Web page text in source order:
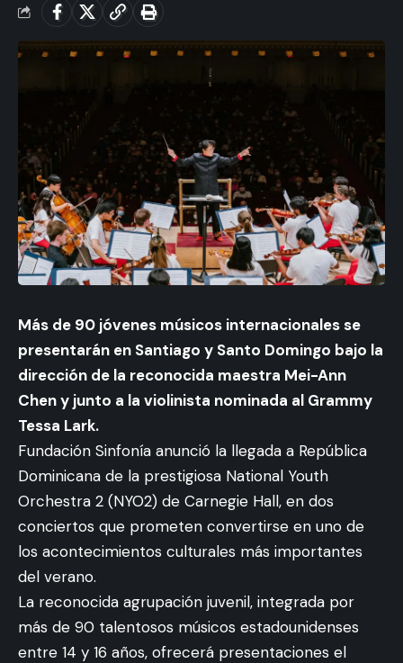
Más de 90 jóvenes músicos internacionales se
presentarán en Santiago y Santo Domingo bajo la
dirección de la reconocida maestra Mei-Ann
Chen y junto a la violinista nominada al Grammy
Tessa Lark.
Fundación Sinfonía anunció la llegada a República
Dominicana de la prestigiosa National Youth
Orchestra 2 (NYO2) de Carnegie Hall, en dos
conciertos que prometen convertirse en uno de
los acontecimientos culturales más importantes
del verano.
La reconocida agrupación juvenil, integrada por
más de 90 talentosos músicos estadounidenses
entre 14 y 16 años, ofrecerá presentaciones el